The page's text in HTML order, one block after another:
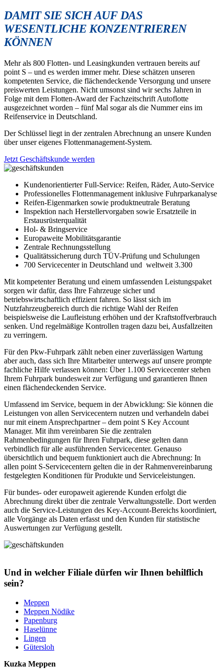
DAMIT SIE SICH AUF DAS
WESENTLICHE KONZENTRIEREN
KÖNNEN
Mehr als 800 Flotten- und Leasingkunden vertrauen bereits auf
point S – und es werden immer mehr. Diese schätzen unseren
kompetenten Service, die flächendeckende Versorgung und unsere
preiswerten Leistungen. Nicht umsonst sind wir sechs Jahren in
Folge mit dem Flotten-Award der Fachzeitschrift Autoflotte
ausgezeichnet worden – fünf Mal sogar als die Nummer eins im
Reifenservice in Deutschland.
Der Schlüssel liegt in der zentralen Abrechnung an unsere Kunden
über unser eigenes Flottenmanagement-System.
Jetzt Geschäftskunde werden
Kundenorientierter Full-Service: Reifen, Räder, Auto-Service
Professionelles Flottenmanagement inklusive Fuhrparkanalyse
Reifen-Eigenmarken sowie produktneutrale Beratung
Inspektion nach Herstellervorgaben sowie Ersatzteile in
Erstausrüsterqualität
Hol- & Bringservice
Europaweite Mobilitätsgarantie
Zentrale Rechnungsstellung
Qualitätssicherung durch TÜV-Prüfung und Schulungen
700 Servicecenter in Deutschland und weltweit 3.300
Mit kompetenter Beratung und einem umfassenden Leistungspaket
sorgen wir dafür, dass Ihre Fahrzeuge sicher und
betriebswirtschaftlich effizient fahren. So lässt sich im
Nutzfahrzeugbereich durch die richtige Wahl der Reifen
beispielsweise die Laufleistung erhöhen und der Kraftstoffverbrauch
senken. Und regelmäßige Kontrollen tragen dazu bei, Ausfallzeiten
zu verringern.
Für den Pkw-Fuhrpark zählt neben einer zuverlässigen Wartung
aber auch, dass sich Ihre Mitarbeiter unterwegs auf unsere prompte
fachliche Hilfe verlassen können: Über 1.100 Servicecenter stehen
Ihrem Fuhrpark bundesweit zur Verfügung und garantieren Ihnen
einen flächendeckenden Service.
Umfassend im Service, bequem in der Abwicklung: Sie können die
Leistungen von allen Servicecentern nutzen und verhandeln dabei
nur mit einem Ansprechpartner – dem point S Key Account
Manager. Mit ihm vereinbaren Sie die zentralen
Rahmenbedingungen für Ihren Fuhrpark, diese gelten dann
verbindlich für alle ausführenden Servicecenter. Genauso
übersichtlich und bequem funktioniert auch die Abrechnung: In
allen point S-Servicecentern gelten die in der Rahmenvereinbarung
festgelegten Konditionen für Produkte und Serviceleistungen.
Für bundes- oder europaweit agierende Kunden erfolgt die
Abrechnung direkt über die zentrale Verwaltungsstelle. Dort werden
auch die Service-Leistungen des Key-Account-Bereichs koordiniert,
alle Vorgänge als Daten erfasst und den Kunden für statistische
Auswertungen zur Verfügung gestellt.
Und in welcher Filiale dürfen wir Ihnen behilflich
sein?
Meppen
Meppen Nödike
Papenburg
Haselünne
Lingen
Gütersloh
Kuzka Meppen